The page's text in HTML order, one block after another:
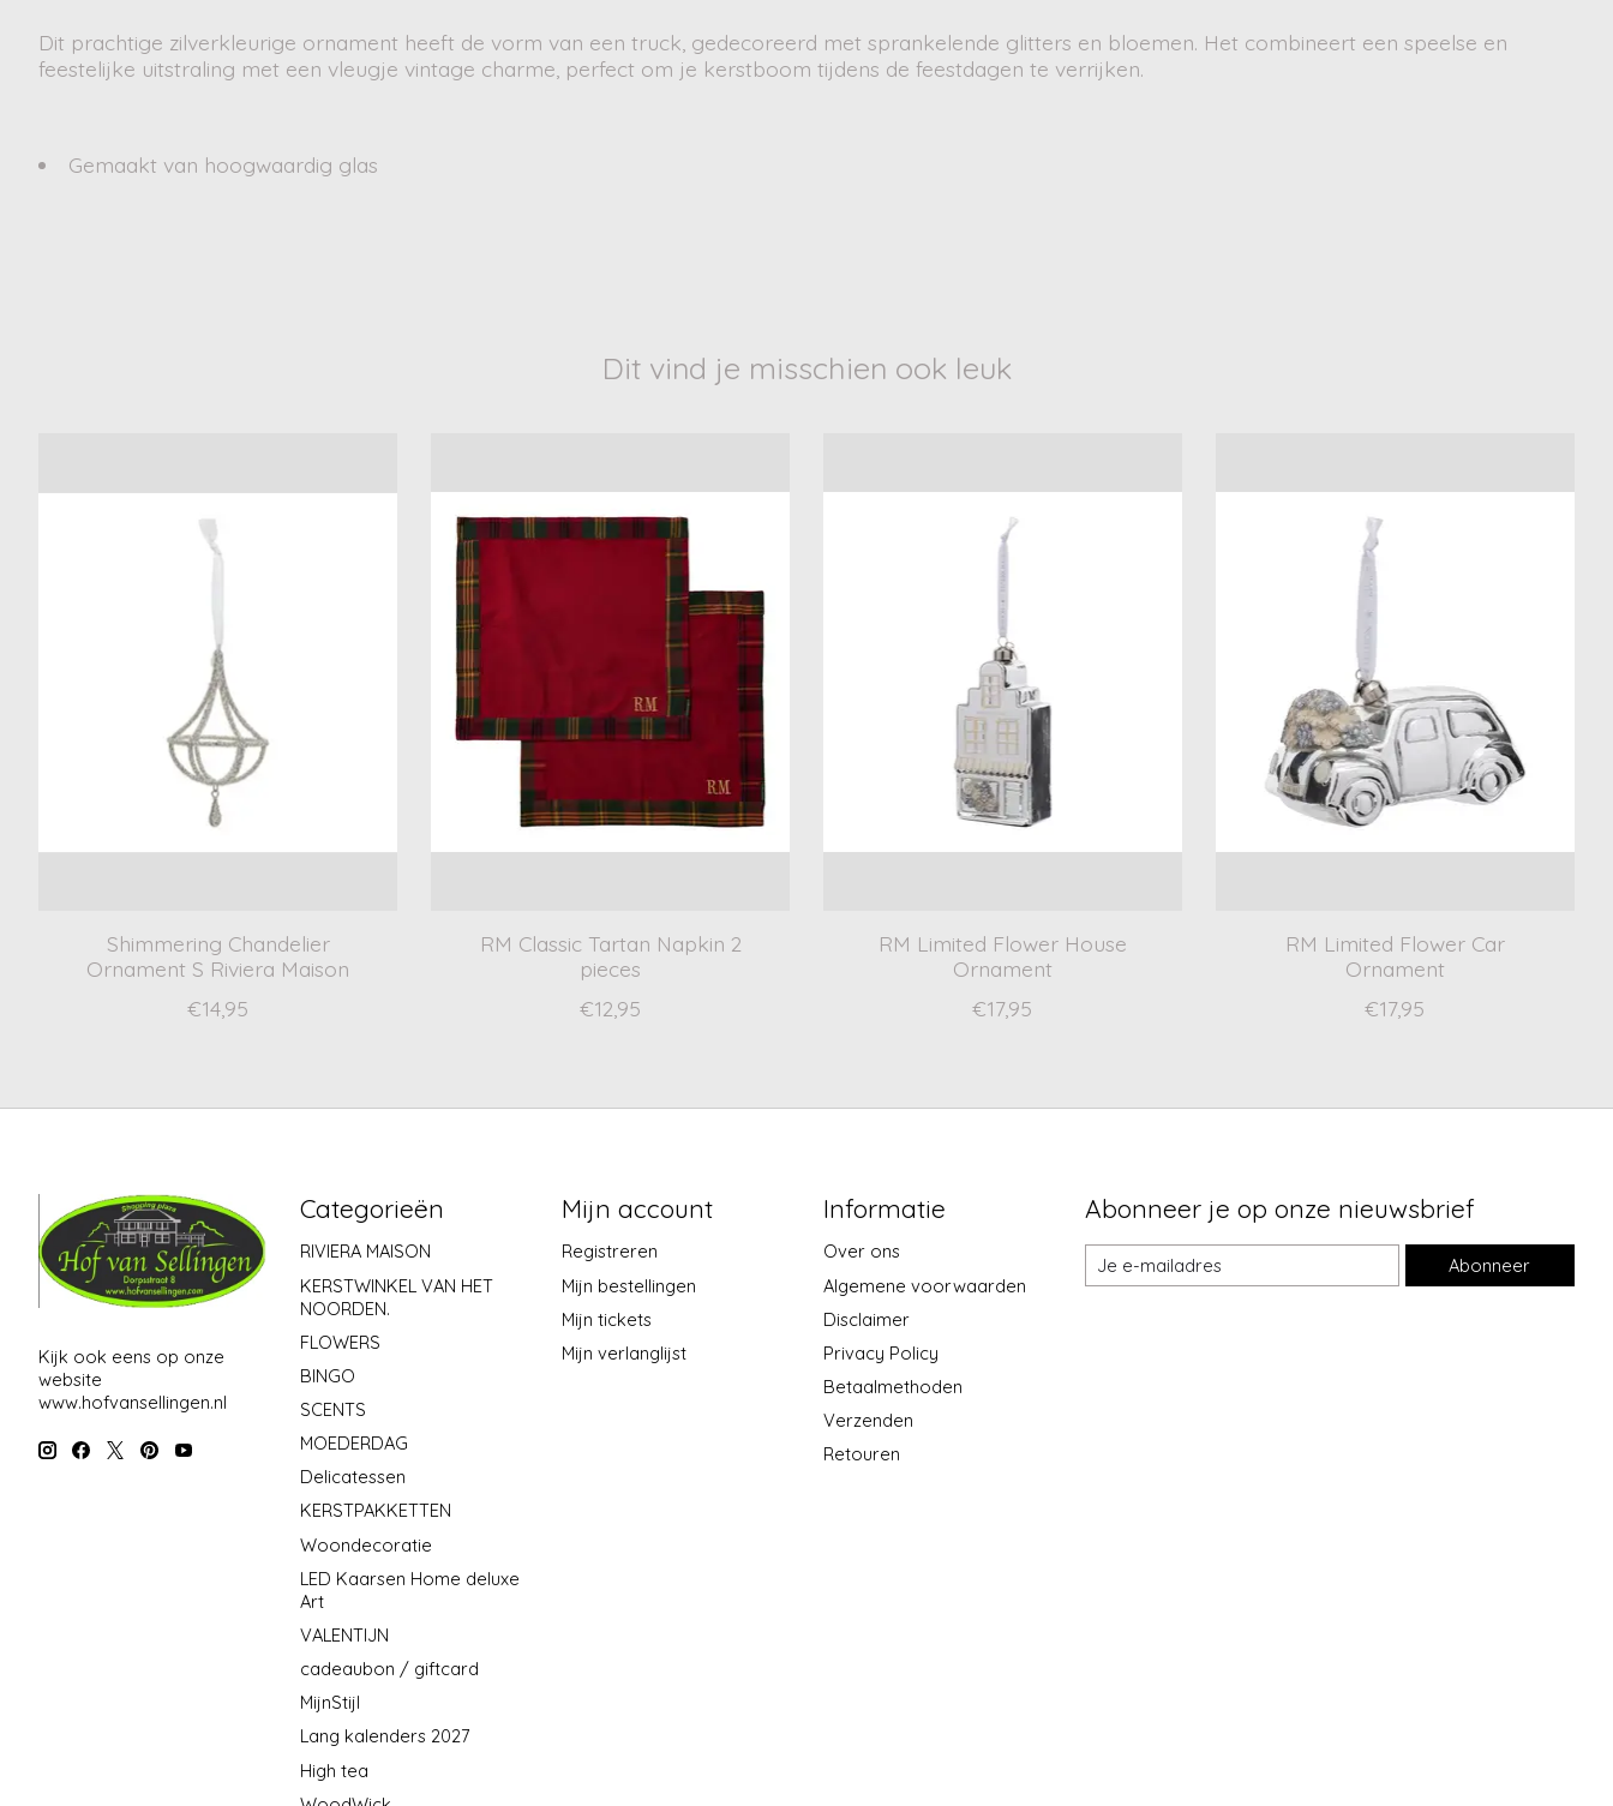
Dit prachtige zilverkleurige ornament heeft de vorm van een truck, gedecoreerd met sprankelende glitters en bloemen. Het combineert een speelse en
feestelijke uitstraling met een vleugje vintage charme, perfect om je kerstboom tijdens de feestdagen te verrijken.
Gemaakt van hoogwaardig glas
Dit vind je misschien ook leuk
Shimmering Chandelier
Ornament S Riviera Maison
€14,95
RM Classic Tartan Napkin 2
pieces
€12,95
RM Limited Flower House
Ornament
€17,95
RM Limited Flower Car
Ornament
€17,95
Kijk ook eens op onze
website
www.hofvansellingen.nl
Categorieën
RIVIERA MAISON
KERSTWINKEL VAN HET
NOORDEN.
FLOWERS
BINGO
SCENTS
MOEDERDAG
Delicatessen
KERSTPAKKETTEN
Woondecoratie
LED Kaarsen Home deluxe
Art
VALENTIJN
cadeaubon / giftcard
MijnStijl
Lang kalenders 2027
High tea
Mijn account
Registreren
Mijn bestellingen
Mijn tickets
Mijn verlanglijst
Informatie
Over ons
Algemene voorwaarden
Disclaimer
Privacy Policy
Betaalmethoden
Verzenden
Retouren
Abonneer je op onze nieuwsbrief
Abonneer